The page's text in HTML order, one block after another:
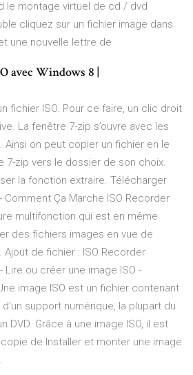
le montage virtuel de cd / dvd
cliquez sur un fichier image dans
une nouvelle lettre de
avec Windows 8 |
fichier ISO. Pour ce faire, un clic droit
La fenêtre 7-zip s’ouvre avec les
Ainsi on peut copier un fichier en le
7-zip vers le dossier de son choix.
la fonction extraire. Télécharger
Comment Ça Marche ISO Recorder
multifonction qui est en même
des fichiers images en vue de
Ajout de fichier : ISO Recorder
Lire ou créer une image ISO -
image ISO est un fichier contenant
support numérique, la plupart du
DVD. Grâce à une image ISO, il est
de Installer et monter une image